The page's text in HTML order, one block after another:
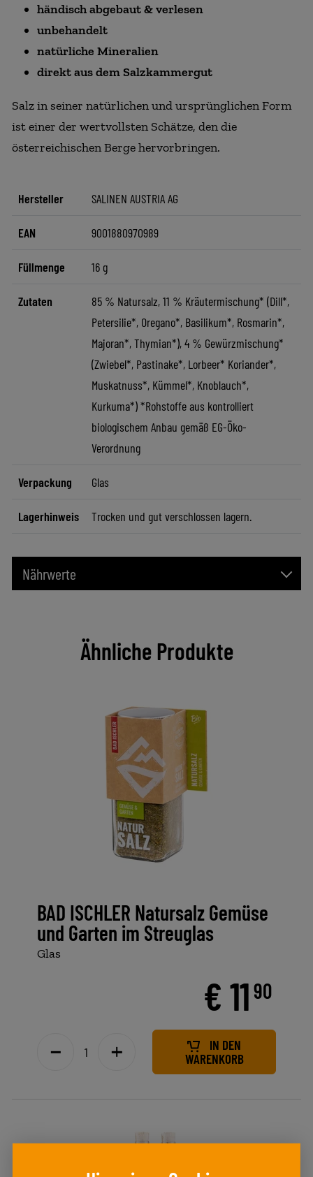
händisch abgebaut & verlesen
unbehandelt
natürliche Mineralien
direkt aus dem Salzkammergut
Salz in seiner natürlichen und ursprünglichen Form
ist einer der wertvollsten Schätze, den die
österreichischen Berge hervorbringen.
Hersteller SALINEN AUSTRIA AG
EAN 9001880970989
Füllmenge 16 g
Zutaten
85 % Natursalz, 11 % Kräutermischung* (Dill*,
Petersilie*, Oregano*, Basilikum*, Rosmarin*,
Majoran*, Thymian*), 4 % Gewürzmischung*
(Zwiebel*, Pastinake*, Lorbeer* Koriander*,
Muskatnuss*, Kümmel*, Knoblauch*,
Kurkuma*) *Rohstoffe aus kontrolliert
biologischem Anbau gemäß EG-Öko-
Verordnung
Verpackung Glas
Lagerhinweis Trocken und gut verschlossen lagern.
Nährwerte
Ähnliche Produkte
BAD ISCHLER Natursalz Gemüse
und Garten im Streuglas
Glas
€ 1190
WARENKORB